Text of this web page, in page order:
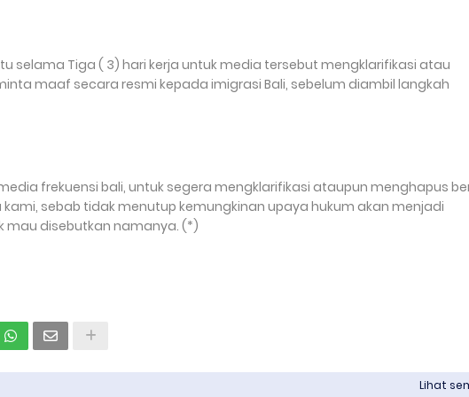
selama Tiga ( 3) hari kerja untuk media tersebut mengklarifikasi atau
maaf secara resmi kepada imigrasi Bali, sebelum diambil langkah
frekuensi bali, untuk segera mengklarifikasi ataupun menghapus
sebab tidak menutup kemungkinan upaya hukum akan menjadi
mau disebutkan namanya. (*)
Lihat